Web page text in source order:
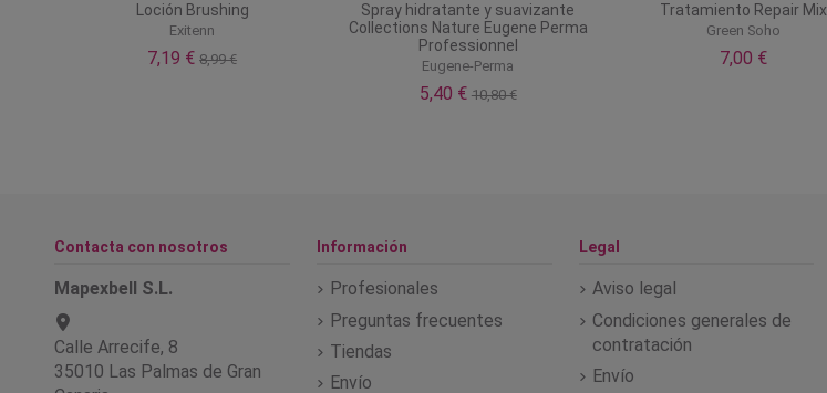
Loción Brushing
Exitenn
7,19 €8,99 €
Spray hidratante y suavizante
Collections Nature Eugene Perma
Professionnel
Eugene-Perma
5,40 € 10,80 €
Tratamiento Repair Mix
Green Soho
7,00 €
Contacta con nosotros
Mapexbell S.L.
Calle Arrecife, 8
35010 Las Palmas de Gran
Información
Profesionales
Preguntas frecuentes
Tiendas
Envío
Legal
Aviso legal
Condiciones generales de
contratación
Envío